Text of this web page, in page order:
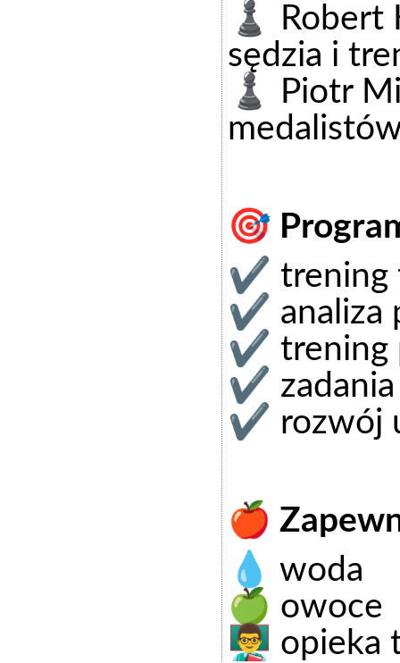
♟️ Robert
sędzia i
♟️ Piotr
🎯
✔ trening
✔ analiza
✔ trening
✔ zadania
✔ rozwój
🍎
💧 woda
🍏 owoce
👨‍🏫